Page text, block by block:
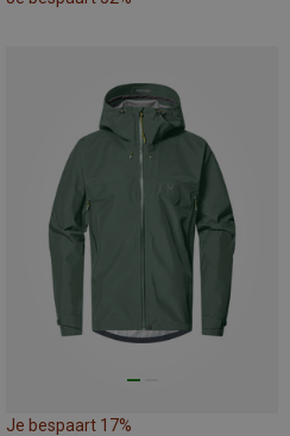
Je bespaart 17%